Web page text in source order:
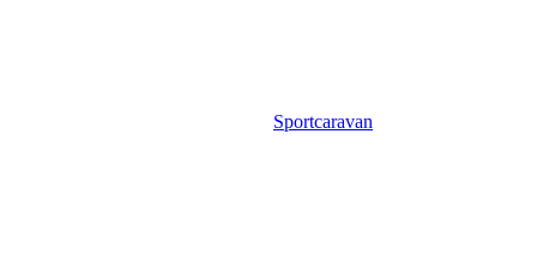
Sportcaravan